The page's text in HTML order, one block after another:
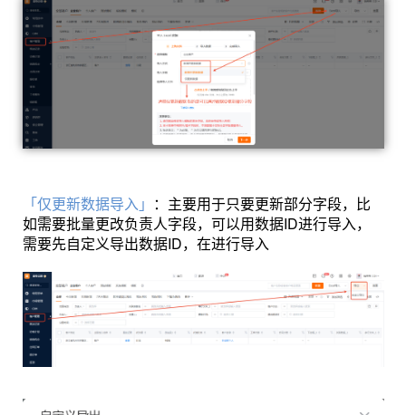
「仅更新数据导入」 ：主要用于只要更新部分字段，比
如需要批量更改负责人字段，可以用数据ID进行导入，
需要先自定义导出数据ID，在进行导入